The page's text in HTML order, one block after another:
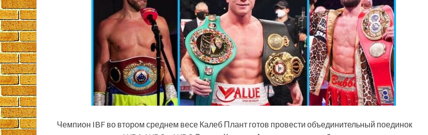
Чемпион IBF во втором среднем весе Калеб Плант готов провести объединительный поединок